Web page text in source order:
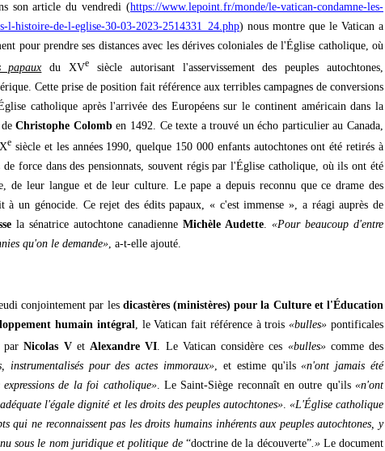
son article du vendredi (https://www.lepoint.fr/monde/le-vatican-condamne-les-
l-histoire-de-l-eglise-30-03-2023-2514331_24.php) nous montre que le Vatican a
pour prendre ses distances avec les dérives coloniales de l'Église catholique, où
papaux du XVe siècle autorisant l'asservissement des peuples autochtones,
Cette prise de position fait référence aux terribles campagnes de conversions
catholique après l'arrivée des Européens sur le continent américain dans la
deChristophe Colomben 1492. Ce texte a trouvé un écho particulier au Canada,
e siècle et les années 1990, quelque 150 000 enfants autochtones ont été retirés à
force dans des pensionnats, souvent régis par l'Église catholique, où ils ont été
de leur langue et de leur culture. Le pape a depuis reconnu que ce drame des
à un génocide. Ce rejet des édits papaux, « c'est immense », a réagi auprès de
la sénatrice autochtone canadienne Michèle Audette. «Pour beaucoup d'entre
qu'on le demande», a-t-elle ajouté.
conjointement par les dicastères (ministères) pour la Culture et l'Éducation
humain intégral, le Vatican fait référence à trois«bulles» pontificales
parNicolas Vet Alexandre VI . Le Vatican considère ces «bulles»comme des
instrumentalisés pour des actes immoraux» , et estime qu'ils«n'ont jamais été
expressions de la foi catholique». Le Saint-Siège reconnaît en outre qu'ils «n'ont
l'égale dignité et les droits des peuples autochtones». «L'Église catholique
qui ne reconnaissent pas les droits humains inhérents aux peuples autochtones, y
sous le nom juridique et politique de “doctrine de la découverte”.»Le document